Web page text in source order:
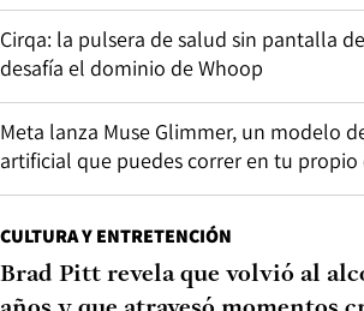
Cirqa: la pulsera de salud sin pantalla
desafía el dominio de Whoop
Meta lanza Muse Glimmer, un modelo
artificial que puedes correr en tu
CULTURA Y ENTRETENCIÓN
Brad Pitt revela que volvió al